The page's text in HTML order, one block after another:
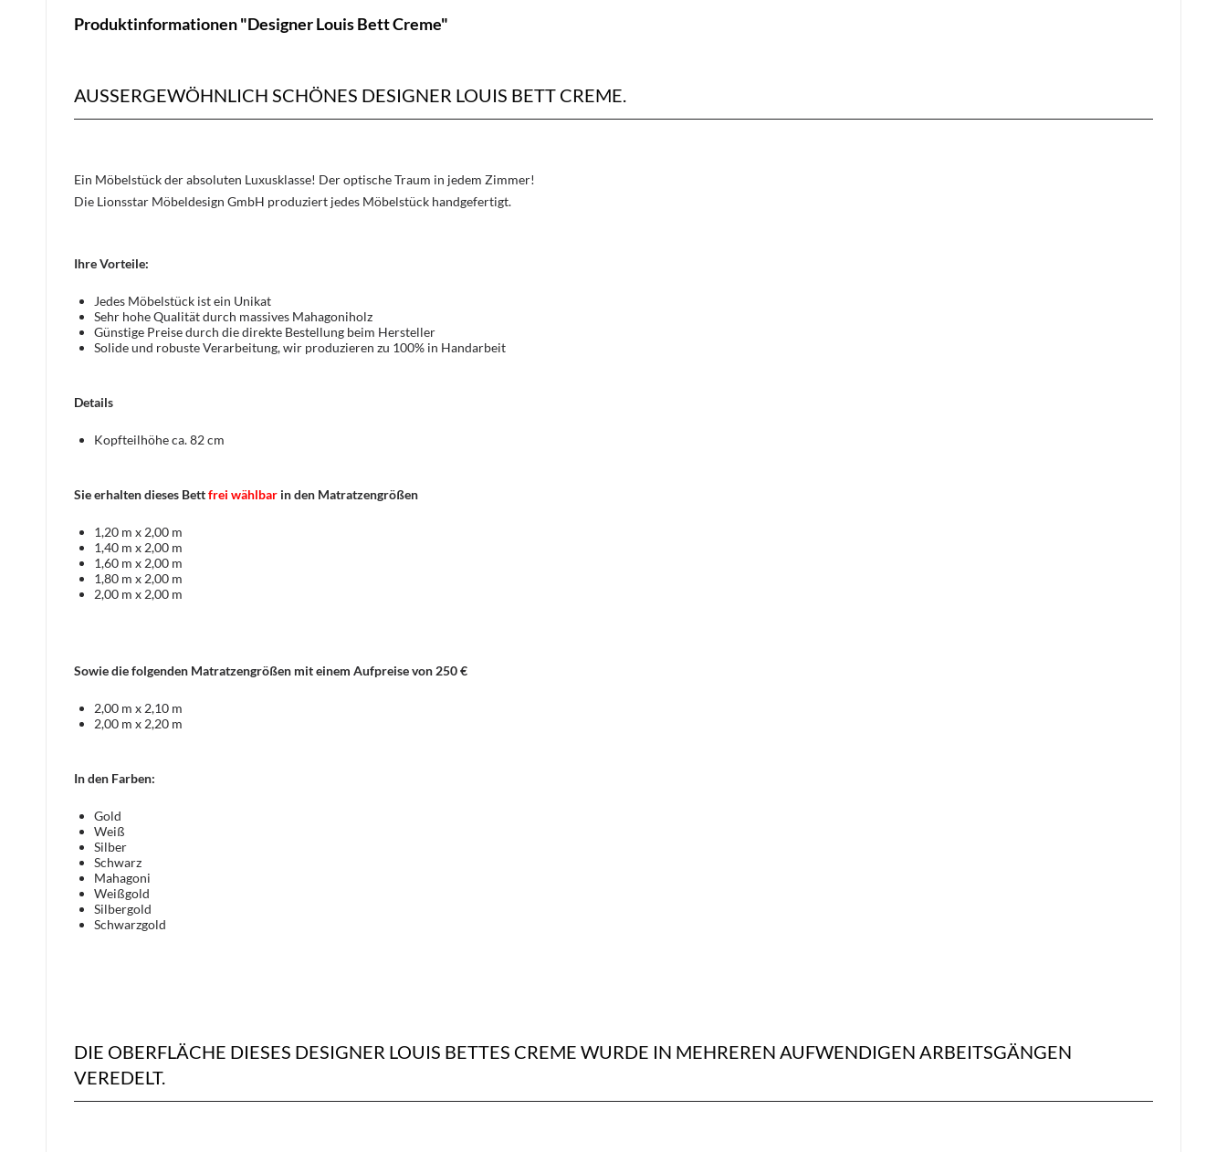
Produktinformationen "Designer Louis Bett Creme"
AUSSERGEWÖHNLICH SCHÖNES DESIGNER LOUIS BETT CREME.
Ein Möbelstück der absoluten Luxusklasse! Der optische Traum in jedem Zimmer!
Die Lionsstar Möbeldesign GmbH produziert jedes Möbelstück handgefertigt.
Ihre Vorteile:
Jedes Möbelstück ist ein Unikat
Sehr hohe Qualität durch massives Mahagoniholz
Günstige Preise durch die direkte Bestellung beim Hersteller
Solide und robuste Verarbeitung, wir produzieren zu 100% in Handarbeit
Details
Kopfteilhöhe ca. 82 cm
Sie erhalten dieses Bettfrei wählbar in den Matratzengrößen
1,20 m x 2,00 m
1,40 m x 2,00 m
1,60 m x 2,00 m
1,80 m x 2,00 m
2,00 m x 2,00 m
Sowie die folgenden Matratzengrößen mit einem Aufpreise von 250 €
2,00 m x 2,10 m
2,00 m x 2,20 m
In den Farben:
Gold
Weiß
Silber
Schwarz
Mahagoni
Weißgold
Silbergold
Schwarzgold
DIE OBERFLÄCHE DIESES DESIGNER LOUIS BETTES CREME WURDE IN MEHREREN AUFWENDIGEN ARBEITSGÄNGEN
VEREDELT.